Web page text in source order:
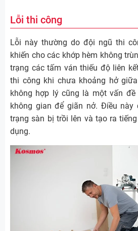
Lỗi thi công
Lỗi này thường do đội ngũ thi
khiến cho các khớp hèm không
trạng các tấm ván thiếu độ liên
thi công khi chưa khoảng hở
không hợp lý cũng là một vấn đề
không gian để giãn nở. Điều này
trạng sàn bị trồi lên và tạo ra
dụng.